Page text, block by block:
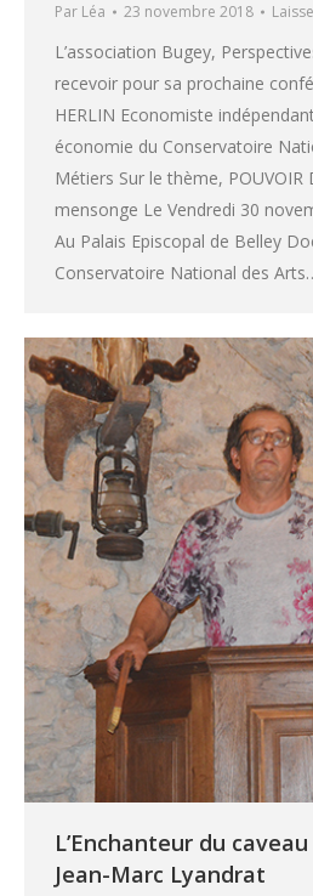
Par Léa 23 novembre 2018
L’association Bugey,
recevoir pour sa prochaine
HERLIN Economiste
économie du Conservatoire
Métiers Sur le thème, POUVOIR
mensonge Le Vendredi 30
Au Palais Episcopal de Belley
Conservatoire National des
L’Enchanteur du
Jean-Marc Lyandrat